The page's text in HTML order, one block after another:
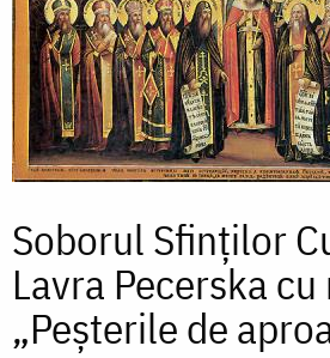
Soborul Sfinților
Lavra Pecerska
„Peșterile de